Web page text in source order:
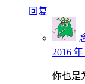
回复
2016
你也是